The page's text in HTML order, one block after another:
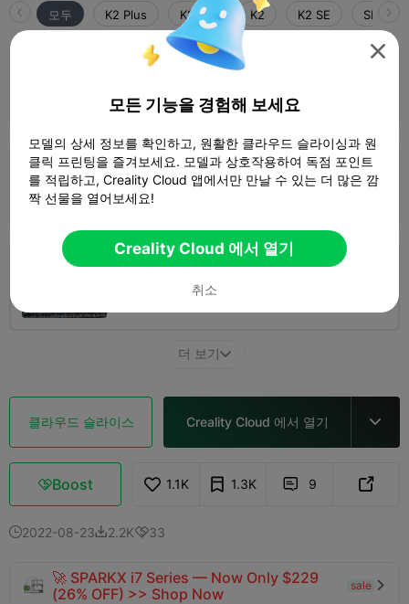
모두 K2 Plus K2 Pro K2 K2 SE
0.2mm layer, 2 walls, 15% infill
 01h 11m  1 플레이트
4.0
0.16mm layer, 3 walls, 30% infill

0.2mm layer, 2 walls, 10 infill
48m 58s
더 보기
클라우드 슬라이스 Creality Cloud 에서 열기 
Boost 1.1K 1.3K  9 
2022-08-232.2K33
🚀 SPARKX i7 Series — Now Only $229
(26% OFF) >> Shop Now
sale 

모든 기능을 경험해 보세요
모델의 상세 정보를 확인하고, 원활한 클라우드 슬라이싱과 원
클릭 프린팅을 즐겨보세요. 모델과 상호작용하여 독점 포인트
를 적립하고, Creality Cloud 앱에서만 만날 수 있는 더 많은 깜
짝 선물을 열어보세요!
Creality Cloud 에서 열기
취소